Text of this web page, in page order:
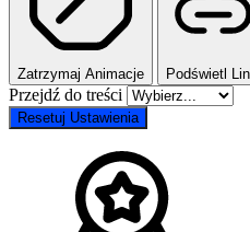
Zatrzymaj Animacje Podświetl
Przejdź do treści
Resetuj Ustawienia